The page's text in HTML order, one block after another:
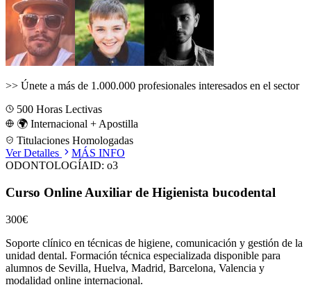
>> Únete a más de 1.000.000 profesionales interesados en el sector
500 Horas Lectivas
🌍 Internacional + Apostilla
Titulaciones Homologadas
Ver Detalles
MÁS INFO
ODONTOLOGÍAID: o3
Curso Online Auxiliar de Higienista bucodental
300€
Soporte clínico en técnicas de higiene, comunicación y gestión de la
unidad dental. Formación técnica especializada disponible para
alumnos de Sevilla, Huelva, Madrid, Barcelona, Valencia y
modalidad online internacional.